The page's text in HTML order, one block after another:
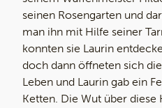
seinen Rosengarten und
man ihn mit Hilfe seiner
konnten sie Laurin
doch dann öffneten sich
Leben und Laurin gab ein
Ketten. Die Wut über